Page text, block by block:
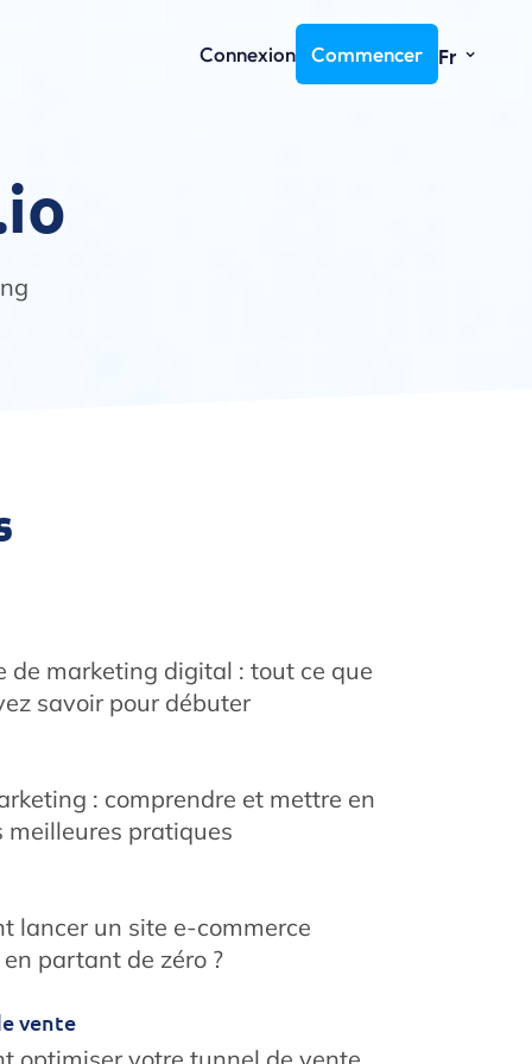
Connexion Commencer Fr ⌄
de marketing digital : tout ce que
savoir pour débuter
: comprendre et mettre en
meilleures pratiques
lancer un site e-commerce
partant de zéro ?
vente